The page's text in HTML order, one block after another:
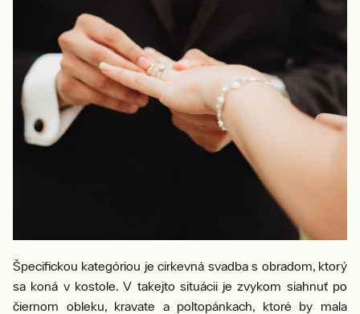
Špecifickou kategóriou je cirkevná svadba s obradom, ktorý
sa koná v kostole. V takejto situácii je zvykom siahnuť po
čiernom obleku, kravate a poltopánkach, ktoré by mala